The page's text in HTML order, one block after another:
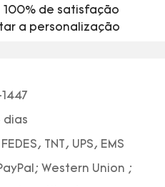
de satisfação
a personalização
1447
dias
TNT, UPS, EMS
Western Union ;